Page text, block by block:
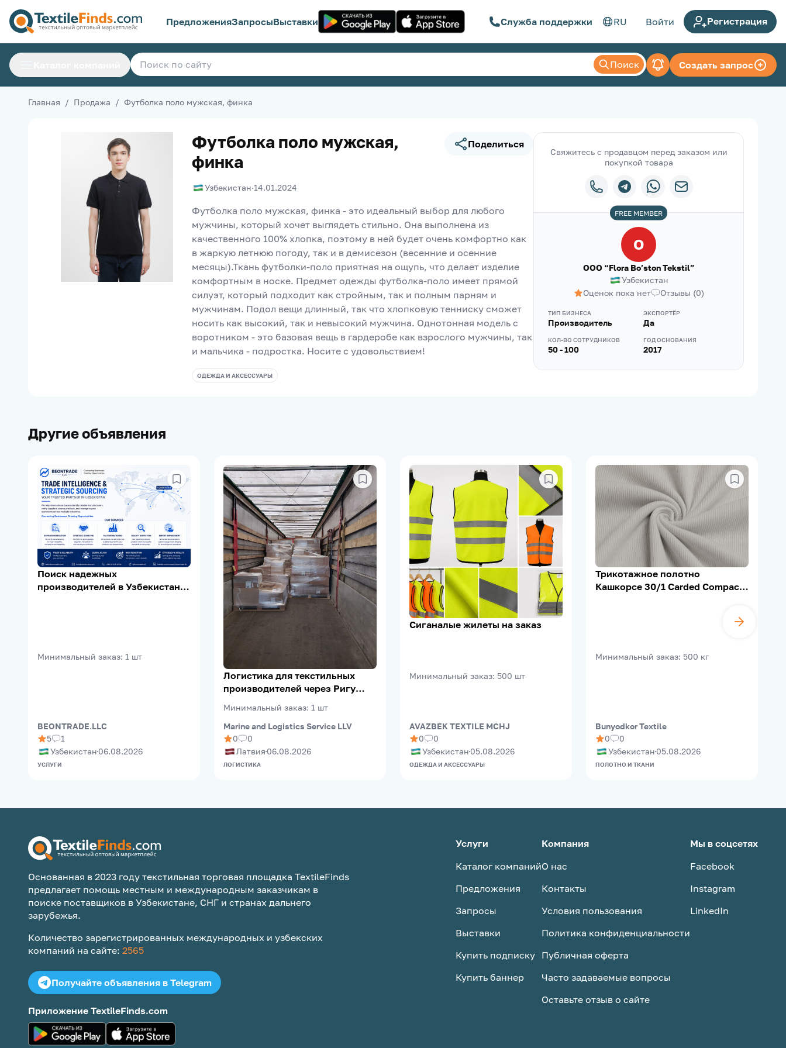
ПредложенияЗапросыВыставки Служба поддержки RU Войти Регистрация
Поиск Создать запрос
Главная / Продажа / Футболка поло мужская, финка
Футболка поло мужская,
финка
Поделиться
Узбекистан·14.01.2024
Футболка поло мужская, финка - это идеальный выбор для любого
мужчины, который хочет выглядеть стильно. Она выполнена из
качественного 100% хлопка, поэтому в ней будет очень комфортно как
в жаркую летнюю погоду, так и в демисезон (весенние и осенние
месяцы).Ткань футболки-поло приятная на ощупь, что делает изделие
комфортным в носке. Предмет одежды футболка-поло имеет прямой
силуэт, который подходит как стройным, так и полным парням и
мужчинам. Подол вещи длинный, так что хлопковую тенниску сможет
носить как высокий, так и невысокий мужчина. Однотонная модель с
воротником - это базовая вещь в гардеробе как взрослого мужчины, так
и мальчика - подростка. Носите с удовольствием!
ОДЕЖДА И АКСЕССУАРЫ
Свяжитесь с продавцом перед заказом или
покупкой товара
O
OOO “Flora Bo’ston Tekstil”
Узбекистан
Оценок пока нет
Отзывы (0)
ТИП БИЗНЕСА
Производитель
ЭКСПОРТЁР
Да
КОЛ-ВО СОТРУДНИКОВ
50 - 100
ГОД ОСНОВАНИЯ
2017
FREE MEMBER
Другие объявления
Поиск надежных
производителей в Узбекистане |
Минимальный заказ: 1 шт
BEONTRADE.LLC
5
1
Узбекистан 06.08.2026
УСЛУГИ
Логистика для текстильных
производителей через Ригу
Минимальный заказ: 1 шт
Marine and Logistics Service LLV
0
0
Латвия 06.08.2026
ЛОГИСТИКА
Сиганалые жилеты на заказ
Минимальный заказ: 500 шт
AVAZBEK TEXTILE MCHJ
0
0
Узбекистан 05.08.2026
ОДЕЖДА И АКСЕССУАРЫ
Трикотажное полотно
Кашкорсе 30/1 Carded Compact,
Минимальный заказ: 500 кг
Bunyodkor Textile
0
0
Узбекистан 05.08.2026
ПОЛОТНО И ТКАНИ
Основанная в 2023 году текстильная торговая площадка TextileFinds
предлагает помощь местным и международным заказчикам в
поиске поставщиков в Узбекистане, СНГ и странах дальнего
зарубежья.
Количество зарегистрированных международных и узбекских
компаний на сайте: 2565
Получайте объявления в Telegram
Приложение TextileFinds.com
Услуги
Каталог компаний
Предложения
Запросы
Выставки
Купить подписку
Купить баннер
Компания
О нас
Контакты
Условия пользования
Политика конфиденциальности
Публичная оферта
Часто задаваемые вопросы
Оставьте отзыв о сайте
Мы в соцсетях
Facebook
Instagram
LinkedIn